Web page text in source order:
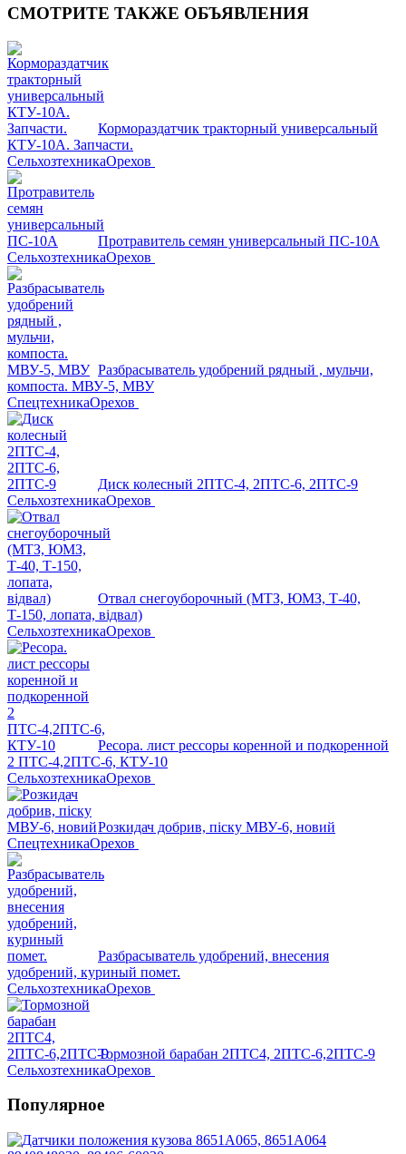
СМОТРИТЕ ТАКЖЕ ОБЪЯВЛЕНИЯ
Кормораздатчик тракторный универсальный
КТУ-10А. Запчасти.
СельхозтехникаОрехов
Протравитель семян универсальный ПС-10А
СельхозтехникаОрехов
Разбрасыватель удобрений рядный , мульчи,
компоста. МВУ-5, МВУ
СпецтехникаОрехов
Диск колесный 2ПТС-4, 2ПТС-6, 2ПТС-9
СельхозтехникаОрехов
Отвал снегоуборочный (МТЗ, ЮМЗ, Т-40,
Т-150, лопата, відвал)
СельхозтехникаОрехов
Ресора. лист рессоры коренной и подкоренной
2 ПТС-4,2ПТС-6, КТУ-10
СельхозтехникаОрехов
Розкидач добрив, піску МВУ-6, новий
СпецтехникаОрехов
Разбрасыватель удобрений, внесения
удобрений, куриный помет.
СельхозтехникаОрехов
Тормозной барабан 2ПТС4, 2ПТС-6,2ПТС-9
СельхозтехникаОрехов
Популярное